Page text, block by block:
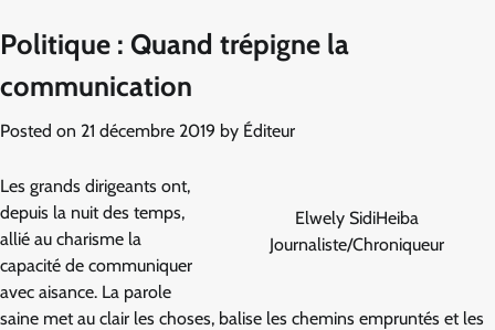
Politique : Quand trépigne la
communication
Posted on 21 décembre 2019 by Éditeur
Elwely SidiHeiba
Journaliste/Chroniqueur
Les grands dirigeants ont,
depuis la nuit des temps,
allié au charisme la
capacité de communiquer
avec aisance. La parole
saine met au clair les choses, balise les chemins empruntés et les